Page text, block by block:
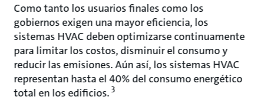
Como tanto los usuarios finales como los
gobiernos exigen una mayor eficiencia, los
sistemas HVAC deben optimizarse continuamente
para limitar los costos, disminuir el consumo y
reducir las emisiones. Aún así, los sistemas HVAC
representan hasta el 40% del consumo energético
total en los edificios. 3